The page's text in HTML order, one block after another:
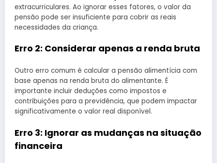
extracurriculares. Ao ignorar esses fatores, o valor da
pensão pode ser insuficiente para cobrir as reais
necessidades da criança.
Erro 2: Considerar apenas a renda bruta
Outro erro comum é calcular a pensão alimentícia com
base apenas na renda bruta do alimentante. É
importante incluir deduções como impostos e
contribuições para a previdência, que podem impactar
significativamente o valor real disponível.
Erro 3: Ignorar as mudanças na situação
financeira